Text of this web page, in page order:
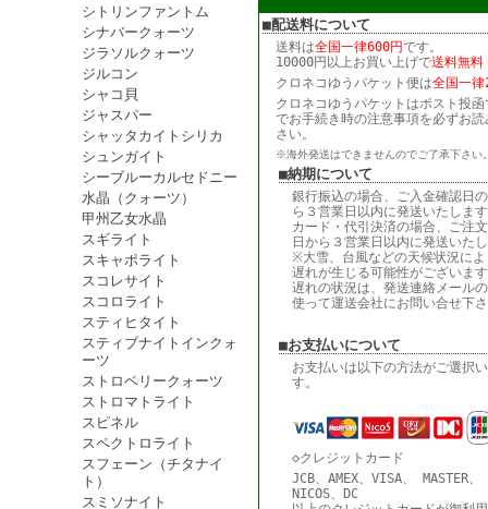
シトリンファントム
シナバークォーツ
ジラソルクォーツ
ジルコン
シャコ貝
ジャスパー
シャッタカイトシリカ
シュンガイト
シーブルーカルセドニー
水晶（クォーツ）
甲州乙女水晶
スギライト
スキャポライト
スコレサイト
スコロライト
スティヒタイト
スティブナイトインクォ
ーツ
ストロベリークォーツ
ストロマトライト
スピネル
スペクトロライト
スフェーン（チタナイ
ト）
スミソナイト
■配送料について
送料は全国一律600円です。
10000円以上お買い上げで送料無料
クロネコゆうパケット便は全国一律
クロネコゆうパケットはポスト投
でお手続き時の注意事項を必ずお
さい。
※海外発送はできませんのでご了承下さい
■納期について
銀行振込の場合、ご入金確認日
ら３営業日以内に発送いたしま
カード・代引決済の場合、ご注
日から３営業日以内に発送いた
※大雪、台風などの天候状況に
遅れが生じる可能性がございま
遅れの状況は、発送連絡メール
使って運送会社にお問い合せ下
■お支払いについて
お支払いは以下の方法がご選択
す。
◇クレジットカード
JCB、AMEX、VISA、 MASTER
NICOS、DC